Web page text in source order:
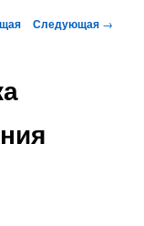
записям
Следующая →